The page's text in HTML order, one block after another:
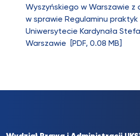
Wyszyńskiego w Warszawie z
w sprawie Regulaminu
Uniwersytecie Kardynała
Warszawie [PDF, 0.08 MB]